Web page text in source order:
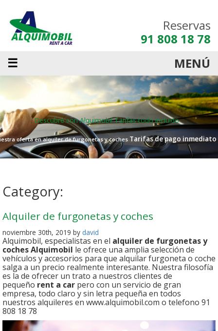
Reservas
91 808 18 78
☰
MENÚ
Descubre con AlquimobilTarifas todo incluido
oferta en alquiler de furgonetas y coches Tarifas de pago inmediato
Category:
Alquiler de furgonetas y coches
noviembre 30th, 2019 by david
Alquimobil, especialistas en el alquiler de furgonetas y
cochesAlquimobil le ofrece una amplia selección de
vehículos y accesorios para que alquilar furgoneta o coche
salga a un precio realmente interesante. Nuestra filosofía
es la de ofrecer un trato a nuestros clientes de
pequeño rent a car pero con un servicio de gran
empresa, todo claro y sin letra pequeña en todos
nuestros alquileres en www.alquimobil.com o telefono 91
808 18 78